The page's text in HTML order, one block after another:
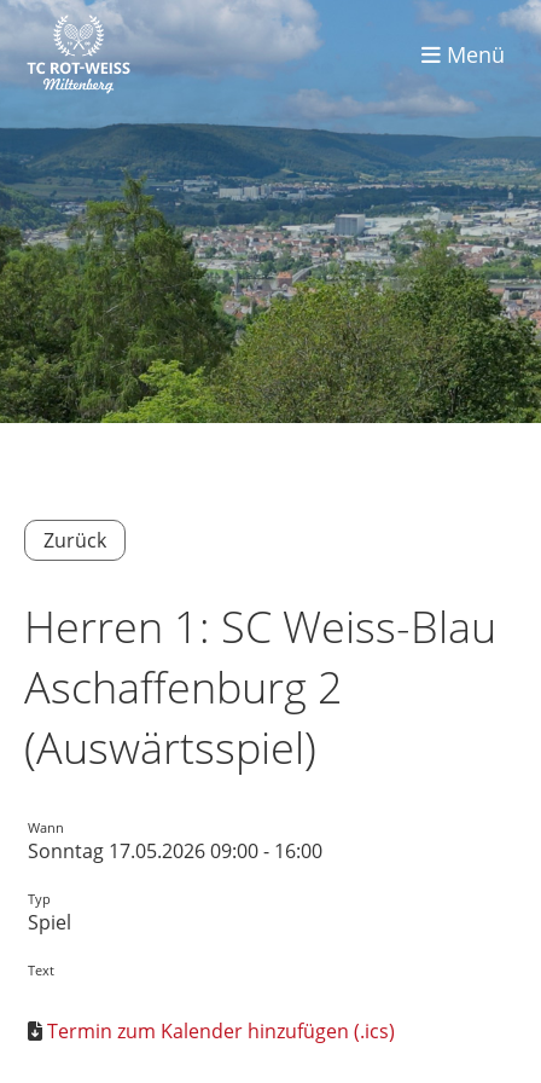
Menü
Zurück
Herren 1: SC Weiss-Blau
Aschaffenburg 2
(Auswärtsspiel)
Wann
Sonntag 17.05.2026 09:00 - 16:00
Typ
Spiel
Text
Termin zum Kalender hinzufügen (.ics)